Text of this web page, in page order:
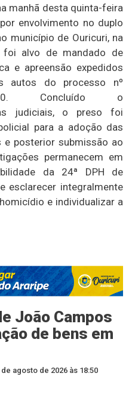
manhã desta quinta-feira
envolvimento no duplo
município de Ouricuri, na
foi alvo de mandado de
e apreensão expedidos
autos do processo nº
Concluído o
judiciais, o preso foi
para a adoção das
e posterior submissão ao
permanecem em
da 24ª DPH de
esclarecer integralmente
e individualizar a
João Campos
de bens em
de agosto de 2026 às 18:50